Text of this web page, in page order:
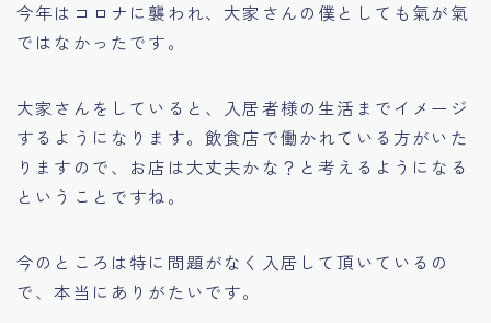
今年はコロナに襲われ、大家さんの僕としても氣が氣
ではなかったです。
大家さんをしていると、入居者様の生活までイメージ
するようになります。飲食店で働かれている方がいた
りますので、お店は大丈夫かな？と考えるようになる
ということですね。
今のところは特に問題がなく入居して頂いているの
で、本当にありがたいです。